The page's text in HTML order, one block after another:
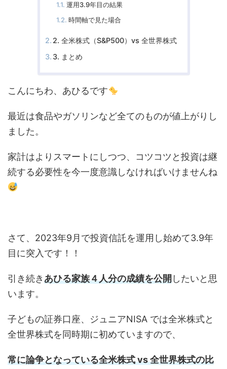
運用3.9年目の結果
時間軸で見た場合
2. 全米株式（S&P500）vs 全世界株式
3. まとめ
こんにちわ、あひるです
最近は食品やガソリンなど全てのものが値上がりし
ました。
家計はよりスマートにしつつ、コツコツと投資は継
続する必要性を今一度意識しなければいけませんね
さて、2023年9月で投資信託を運用し始めて3.9年
目に突入です！！
引き続きあひる家族４人分の成績を公開 したいと思
います。
子どもの証券口座、ジュニアNISA では全米株式と
全世界株式を同時期に初めていますので、
常に論争となっている全米株式 vs 全世界株式の比